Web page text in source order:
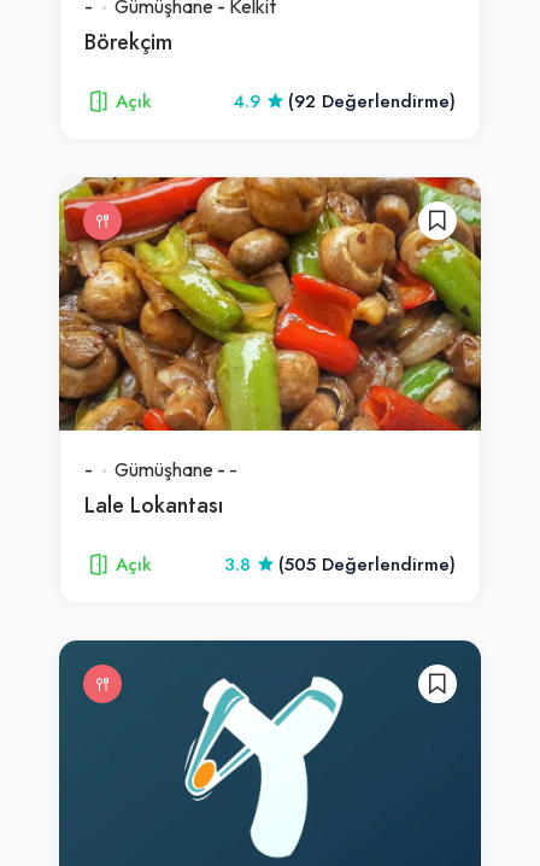
- Gümüşhane - Kelkit
Börekçim
Açık 4.9 (92 Değerlendirme)
- Gümüşhane - -
Lale Lokantası
Açık 3.8 (505 Değerlendirme)